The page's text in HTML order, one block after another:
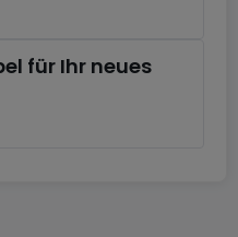
für Ihr neues